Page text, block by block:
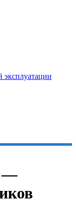
эксплуатации
—